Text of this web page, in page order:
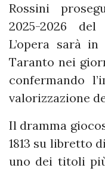
Rossini
2025-2026
L’opera sarà
Taranto nei
confermando
valorizzazione
Il dramma
1813 su libretto
uno dei titoli